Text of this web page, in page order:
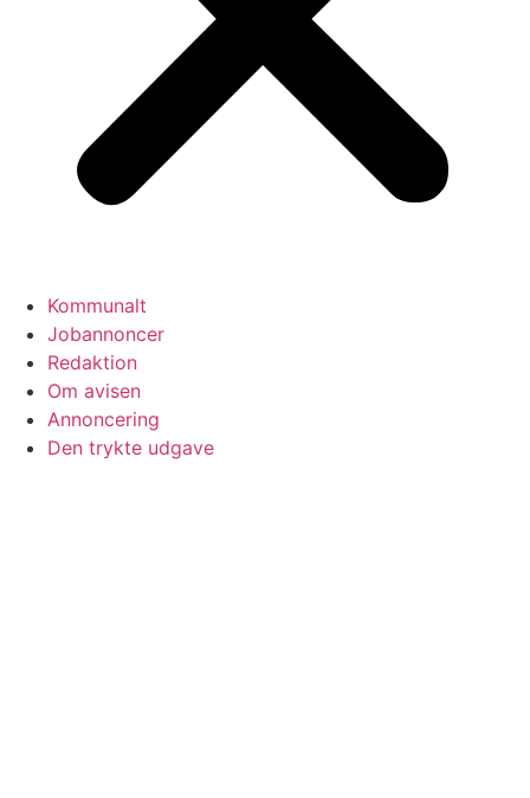
Kommunalt
Jobannoncer
Redaktion
Om avisen
Annoncering
Den trykte udgave